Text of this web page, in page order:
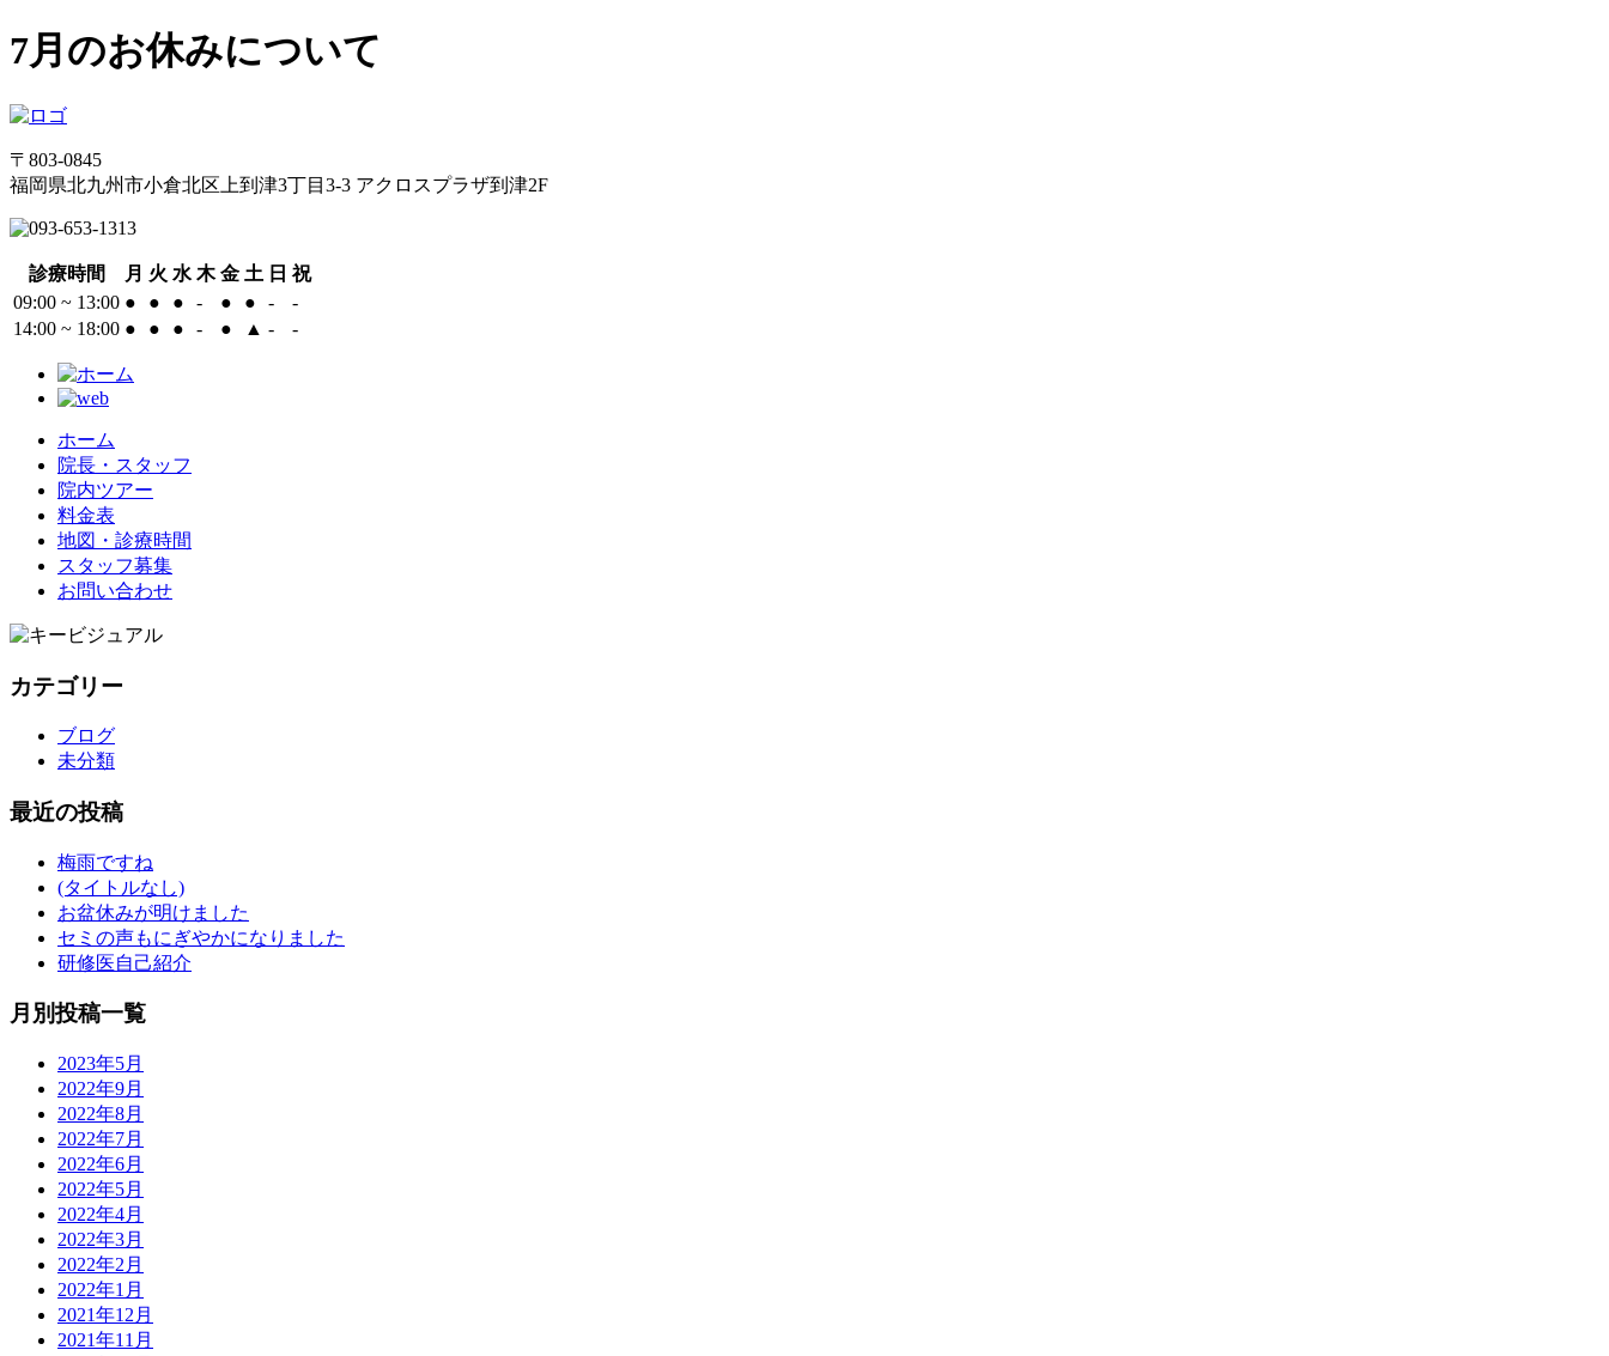
7月のお休みについて
〒803-0845
福岡県北九州市小倉北区上到津3丁目3-3 アクロスプラザ到津2F
診療時間 月 火 水 木 金 土 日 祝
09:00 ~ 13:00 ● ● ● - ● ● -
-
14:00 ~ 18:00 ● ● ● - ● ▲ - -
ホーム
院長・スタッフ
院内ツアー
料金表
地図・診療時間
スタッフ募集
お問い合わせ
カテゴリー
ブログ
未分類
最近の投稿
梅雨ですね
(タイトルなし)
お盆休みが明けました
セミの声もにぎやかになりました
研修医自己紹介
月別投稿一覧
2023年5月
2022年9月
2022年8月
2022年7月
2022年6月
2022年5月
2022年4月
2022年3月
2022年2月
2022年1月
2021年12月
2021年11月